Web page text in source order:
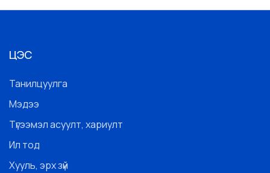
ЦЭС
Танилцуулга
Мэдээ
Түгээмэл асуулт, хариулт
Ил тод
Хууль, эрх зүй